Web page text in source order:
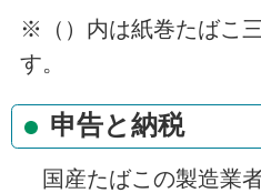
※（）内は紙巻たばこ
す。
申告と納税
国産たばこの製造業